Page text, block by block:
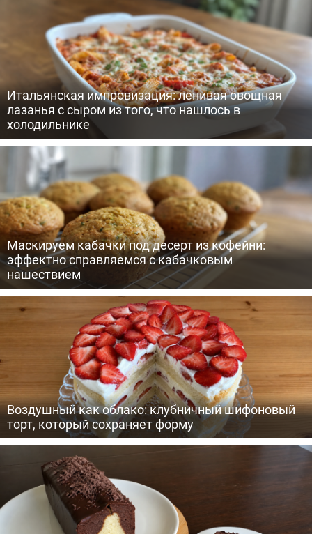
Итальянская импровизация: ленивая овощная
лазанья с сыром из того, что нашлось в
холодильнике
Маскируем кабачки под десерт из кофейни:
эффектно справляемся с кабачковым
нашествием
Воздушный как облако: клубничный шифоновый
торт, который сохраняет форму